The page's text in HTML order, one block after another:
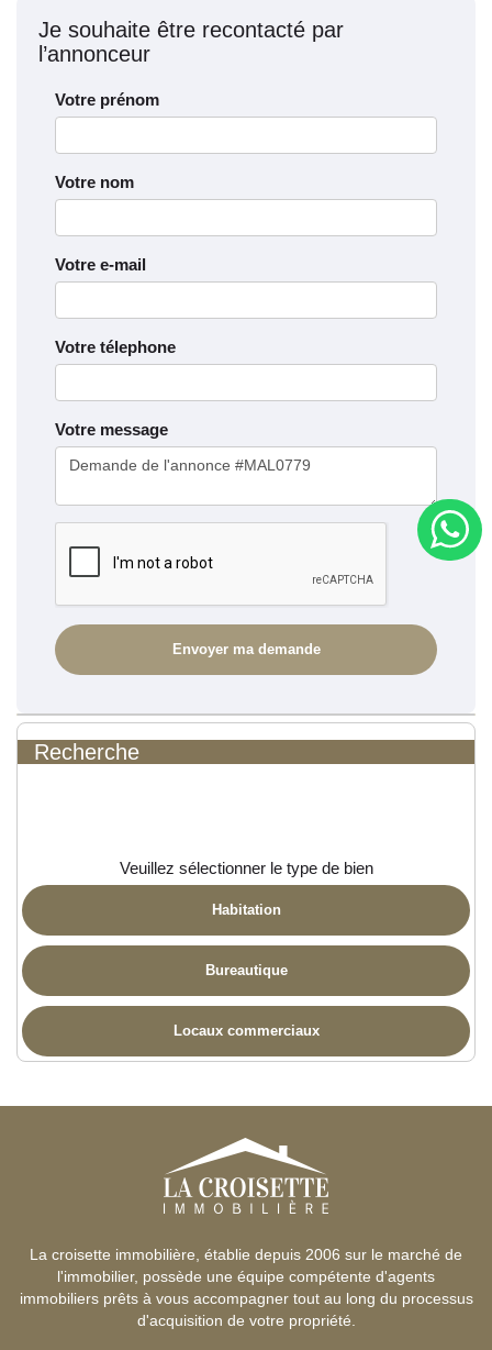
Je souhaite être recontacté par
l’annonceur
Votre prénom
Votre nom
Votre e-mail
Votre télephone
Votre message
Recherche
Veuillez sélectionner le type de bien
Habitation
Bureautique
Locaux commerciaux
La croisette immobilière, établie depuis 2006 sur le marché de
l'immobilier, possède une équipe compétente d'agents
immobiliers prêts à vous accompagner tout au long du processus
d'acquisition de votre propriété.